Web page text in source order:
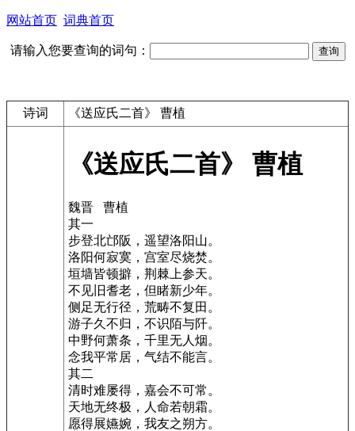
网站首页 词典首页
请输入您要查询的词句：
诗词 《送应氏二首》 曹植
《送应氏二首》 曹植
魏晋 曹植
其一
步登北邙阪，遥望洛阳山。
洛阳何寂寞，宫室尽烧焚。
垣墙皆顿擗，荆棘上参天。
不见旧耆老，但睹新少年。
侧足无行径，荒畴不复田。
游子久不归，不识陌与阡。
中野何萧条，千里无人烟。
念我平常居，气结不能言。
其二
清时难屡得，嘉会不可常。
天地无终极，人命若朝霜。
愿得展嬿婉，我友之朔方。